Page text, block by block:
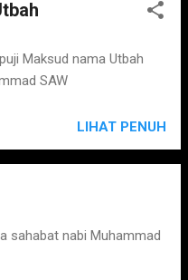
Maksud nama Utbah
SAW
LIHAT PENUH
sahabat nabi Muhammad